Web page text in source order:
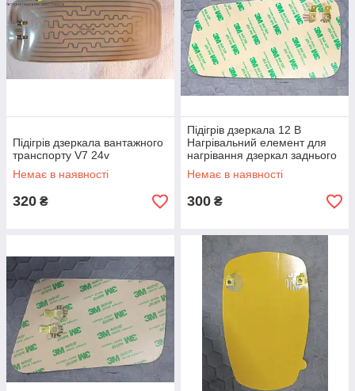
Підігрів дзеркала вантажного
транспорту V7 24v
Немає в наявності
320 ₴
Підігрів дзеркала 12 В
Нагрівальний елемент для
нагрівання дзеркал заднього
огляду. 1 елемент!
Немає в наявності
300 ₴